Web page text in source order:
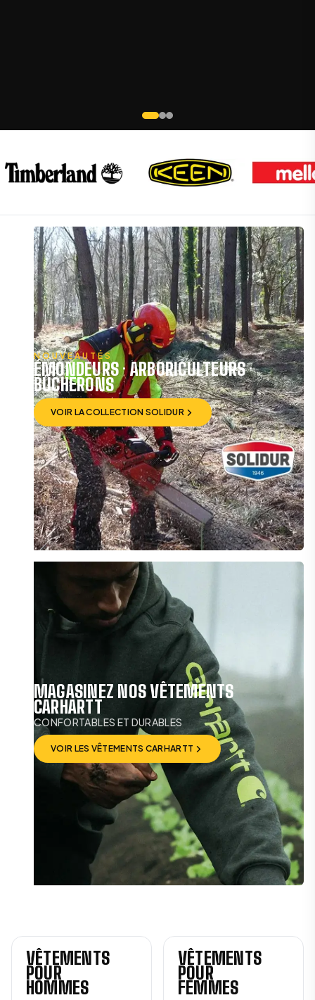
NOUVEAUTÉS
ÉMONDEURS · ARBORICULTEURS ·
BÛCHERONS
VOIR LA COLLECTION SOLIDUR
VOIR LA COLLECTION SOLIDUR
MAGASINEZ NOS VÊTEMENTS
CARHARTT
CONFORTABLES ET DURABLES
VOIR LES VÊTEMENTS CARHARTT
VOIR LES VÊTEMENTS CARHARTT
VÊTEMENTS
POUR
HOMMES
VÊTEMENTS
POUR
FEMMES